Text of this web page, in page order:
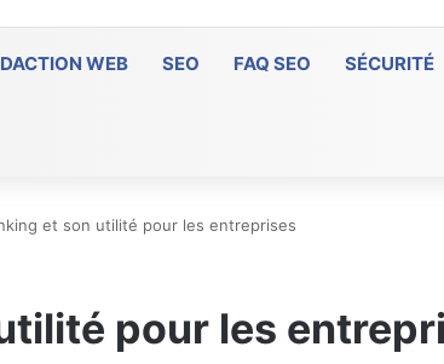
WEB SEO FAQ SEO SÉCURITÉ
et son utilité pour les entreprises
pour les